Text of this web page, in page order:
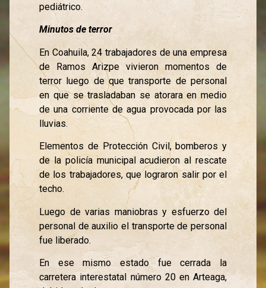
pediátrico.
Minutos de terror
En Coahuila, 24 trabajadores de una empresa
de Ramos Arizpe vivieron momentos de
terror luego de que transporte de personal
en que se trasladaban se atorara en medio
de una corriente de agua provocada por las
lluvias.
Elementos de Protección Civil, bomberos y
de la policía municipal acudieron al rescate
de los trabajadores, que lograron salir por el
techo.
Luego de varias maniobras y esfuerzo del
personal de auxilio el transporte de personal
fue liberado.
En ese mismo estado fue cerrada la
carretera interestatal número 20 en Arteaga,